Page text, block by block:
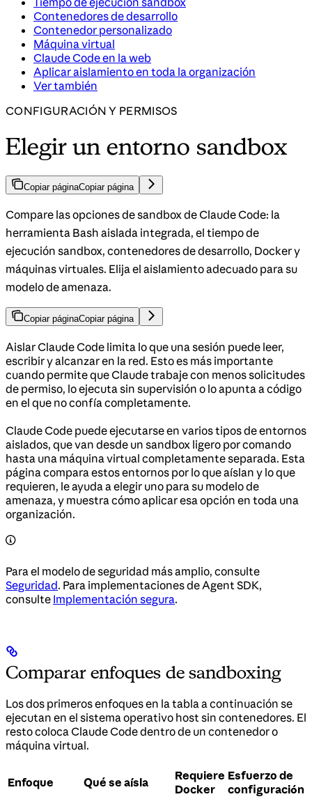
Contenedores de desarrollo
Contenedor personalizado
Máquina virtual
Claude Code en la web
Aplicar aislamiento en toda la organización
Ver también
CONFIGURACIÓN Y PERMISOS
Elegir un entorno sandbox
Copiar páginaCopiar página
Compare las opciones de sandbox de Claude Code: la
herramienta Bash aislada integrada, el tiempo de
ejecución sandbox, contenedores de desarrollo, Docker y
máquinas virtuales. Elija el aislamiento adecuado para su
modelo de amenaza.
Copiar páginaCopiar página
Aislar Claude Code limita lo que una sesión puede leer,
escribir y alcanzar en la red. Esto es más importante
cuando permite que Claude trabaje con menos solicitudes
de permiso, lo ejecuta sin supervisión o lo apunta a código
en el que no confía completamente.
Claude Code puede ejecutarse en varios tipos de entornos
aislados, que van desde un sandbox ligero por comando
hasta una máquina virtual completamente separada. Esta
página compara estos entornos por lo que aíslan y lo que
requieren, le ayuda a elegir uno para su modelo de
amenaza, y muestra cómo aplicar esa opción en toda una
organización.
Para el modelo de seguridad más amplio, consulte
Seguridad. Para implementaciones de Agent SDK,
consulte Implementación segura.
Comparar enfoques de sandboxing
Los dos primeros enfoques en la tabla a continuación se
ejecutan en el sistema operativo host sin contenedores. El
resto coloca Claude Code dentro de un contenedor o
máquina virtual.
Enfoque Qué se aísla
Requiere
Docker
Esfuerzo de
configuración